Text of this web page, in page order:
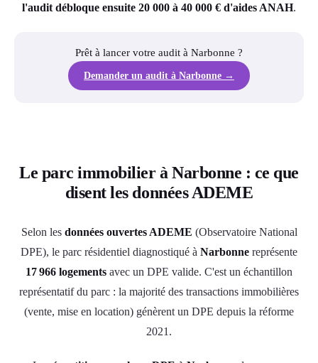
l'audit débloque ensuite 20 000 à 40 000 € d'aides ANAH.
Prêt à lancer votre audit à Narbonne ?
Demander un audit à Narbonne →
Le parc immobilier à Narbonne : ce que
disent les données ADEME
Selon les données ouvertes ADEME (Observatoire National
DPE), le parc résidentiel diagnostiqué à Narbonne représente
17 966 logements avec un DPE valide. C'est un échantillon
représentatif du parc : la majorité des transactions immobilières
(vente, mise en location) génèrent un DPE depuis la réforme
2021.